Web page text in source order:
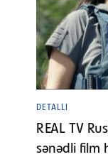
DETALLI
REAL TV
sənədli film